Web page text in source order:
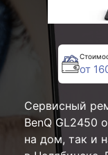
от
Сервисный
BenQ GL2450
на дом, так и